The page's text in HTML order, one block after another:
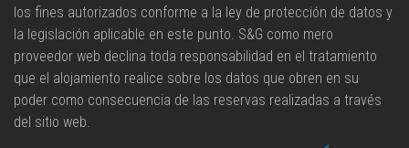
los fines autorizados conforme a la ley de protección de datos y
la legislación aplicable en este punto. S&G como mero
proveedor web declina toda responsabilidad en el tratamiento
que el alojamiento realice sobre los datos que obren en su
poder como consecuencia de las reservas realizadas a través
del sitio web.